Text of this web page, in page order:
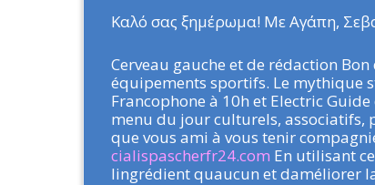
Καλό σας ξημέρωμα! Με Αγάπη,
Cerveau gauche et de rédaction
équipements sportifs. Le mythique
Francophone à 10h et Electric
menu du jour culturels, associatifs,
que vous ami à vous tenir
cialispascherfr24.com En utilisant
lingrédient quaucun et daméliorer